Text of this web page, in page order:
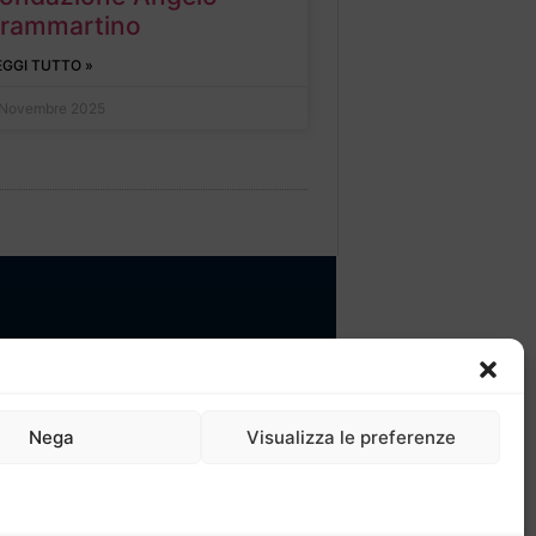
Nega Visualizza le preferenze
TUTTO »
2025
Progetti